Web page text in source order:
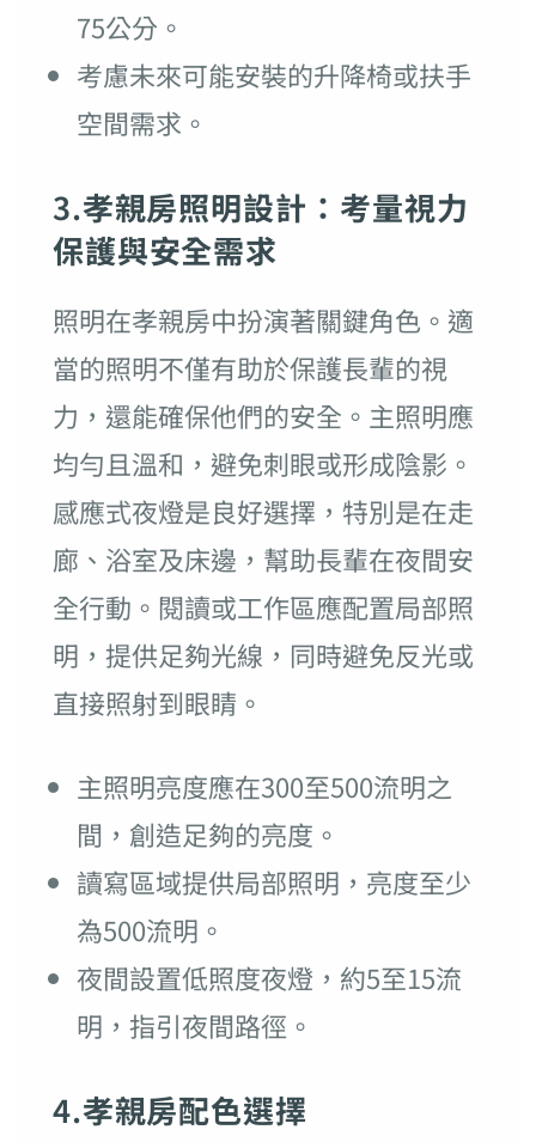
75公分。
考慮未來可能安裝的升降椅或扶手
空間需求。
3.孝親房照明設計：考量視力
保護與安全需求
照明在孝親房中扮演著關鍵角色。適
當的照明不僅有助於保護長輩的視
力，還能確保他們的安全。主照明應
均勻且溫和，避免刺眼或形成陰影。
感應式夜燈是良好選擇，特別是在走
廊、浴室及床邊，幫助長輩在夜間安
全行動。閱讀或工作區應配置局部照
明，提供足夠光線，同時避免反光或
直接照射到眼睛。
主照明亮度應在300至500流明之
間，創造足夠的亮度。
讀寫區域提供局部照明，亮度至少
為500流明。
夜間設置低照度夜燈，約5至15流
明，指引夜間路徑。
4.孝親房配色選擇